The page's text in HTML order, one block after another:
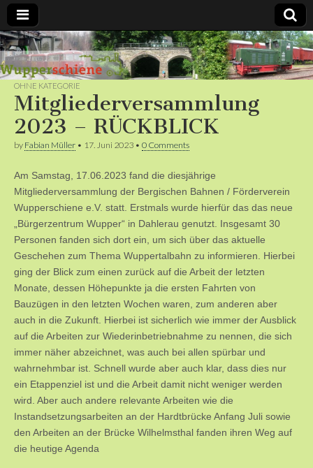
Bergische
Bahnen /
Förderverein
Wupperschiene
e.V.
OHNE KATEGORIE
Mitgliederversammlung
2023 – RÜCKBLICK
by Fabian Müller • 17. Juni 2023 • 0 Comments
Am Samstag, 17.06.2023 fand die diesjährige
Mitgliederversammlung der Bergischen Bahnen / Förderverein
Wupperschiene e.V. statt. Erstmals wurde hierfür das das neue
„Bürgerzentrum Wupper“ in Dahlerau genutzt. Insgesamt 30
Personen fanden sich dort ein, um sich über das aktuelle
Geschehen zum Thema Wuppertalbahn zu informieren. Hierbei
ging der Blick zum einen zurück auf die Arbeit der letzten
Monate, dessen Höhepunkte ja die ersten Fahrten von
Bauzügen in den letzten Wochen waren, zum anderen aber
auch in die Zukunft. Hierbei ist sicherlich wie immer der Ausblick
auf die Arbeiten zur Wiederinbetriebnahme zu nennen, die sich
immer näher abzeichnet, was auch bei allen spürbar und
wahrnehmbar ist. Schnell wurde aber auch klar, dass dies nur
ein Etappenziel ist und die Arbeit damit nicht weniger werden
wird. Aber auch andere relevante Arbeiten wie die
Instandsetzungsarbeiten an der Hardtbrücke Anfang Juli sowie
den Arbeiten an der Brücke Wilhelmsthal fanden ihren Weg auf
die heutige Agenda